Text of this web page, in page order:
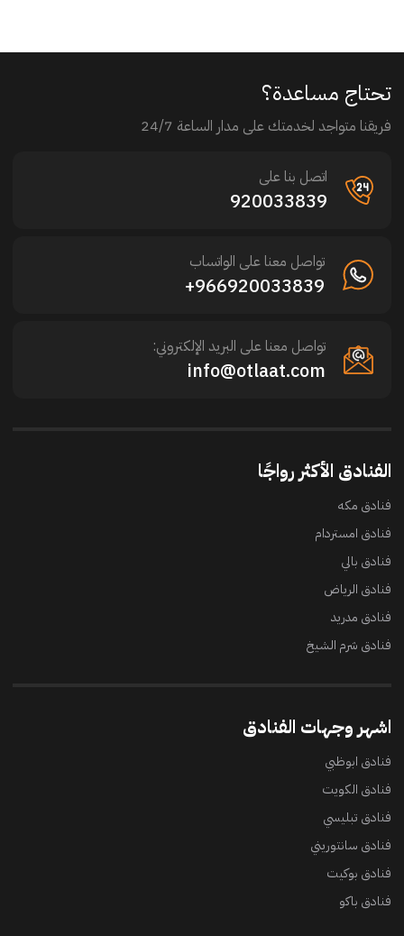
تحتاج مساعدة؟
فريقنا متواجد لخدمتك على مدار الساعة 24/7
اتصل بنا على
920033839
تواصل معنا على الواتساب
966920033839+
تواصل معنا على البريد الإلكتروني:
info@otlaat.com
الفنادق الأكثر رواجًا
فنادق مكه
فنادق امستردام
فنادق بالي
فنادق الرياض
فنادق مدريد
فنادق شرم الشيخ
اشهر وجهات الفنادق
فنادق ابوظبي
فنادق الكويت
فنادق تبليسي
فنادق سانتوريني
فنادق بوكيت
فنادق باكو